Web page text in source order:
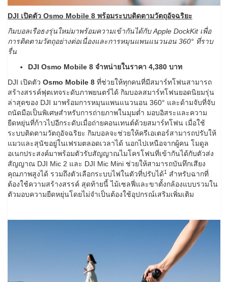
DJI เปิดตัว Osmo Mobile 8 พร้อมระบบติดตามวัตถุอัจฉริยะ
กิมบอลเรือธงรุ่นใหม่มาพร้อมความเข้ากันได้กับ Apple DockKit เพื่อ
การติดตามวัตถุอย่างต่อเนื่องและการหมุนแพนแนวนอน 360° ที่ราบ
รื่น
DJI Osmo Mobile 8 จำหน่ายในราคา 4,380 บาท
DJI เปิดตัว Osmo Mobile 8 ที่ช่วยให้ทุกคนที่มีสมาร์ทโฟนสามารถ
สร้างสรรค์ฟุตเทจระดับภาพยนตร์ได้ กิมบอลสมาร์ทโฟนยอดนิยมรุ่น
ล่าสุดของ DJI มาพร้อมการหมุนแพนแนวนอน 360° และด้ามจับที่จับ
ถนัดมือเป็นพิเศษสำหรับการถ่ายภาพในมุมต่ำ มอบอิสระและความ
ยืดหยุ่นที่ก้าวไปอีกระดับเมื่อถ่ายคอนเทนต์ด้วยสมาร์ทโฟน เมื่อใช้
ระบบติดตามวัตถุอัจฉริยะ กิมบอลจะช่วยให้ครีเอเตอร์สามารถปรับให้
แมวและสุนัขอยู่ในเฟรมตลอดเวลาได้ นอกไปเหนือจากผู้คน โมดูล
อเนกประสงค์มาพร้อมตัวรับสัญญาณไมโครโฟนที่เข้ากันได้กับตัวส่ง
สัญญาณ DJI Mic 2 และ DJI Mic Mini ช่วยให้สามารถบันทึกเสียง
คุณภาพสูงได้ รวมถึงตัวเลือกระบบไฟในตัวที่ปรับได้1 สำหรับฉากที่
ต้องใช้ความสร้างสรรค์ สุดท้ายนี้ ไม้เซลฟี่และขาตั้งกล้องแบบรวมใน
ตัวมอบความยืดหยุ่นโดยไม่จำเป็นต้องใช้อุปกรณ์เสริมเพิ่มเติม